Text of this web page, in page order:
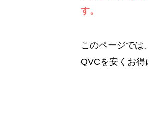
す。
このページでは
QVCを安くお得